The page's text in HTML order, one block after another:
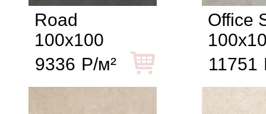
Road
100x100
9336 Р/м²
Office
11751